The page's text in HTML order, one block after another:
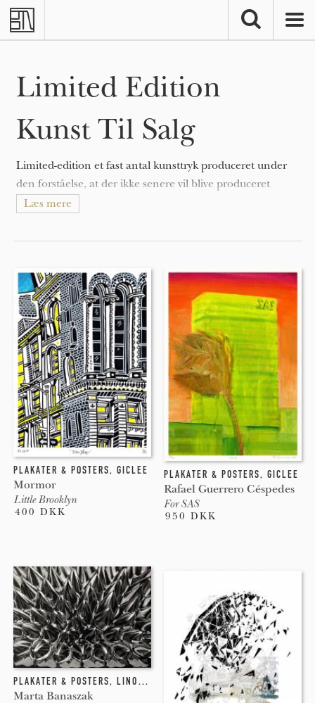
Skip to main content
Limited Edition
Kunst Til Salg
Limited-edition et fast antal kunsttryk produceret under
den forståelse, at der ikke senere vil blive produceret
yderligere kunsttryk (kopier). Limited-editions er normalt
f.eks 67/100 for at vise det unikke antal af oplaget og den
Læs mere
PLAKATER & POSTERS, GICLEE
Mormor
Little Brooklyn
400 DKK
PLAKATER & POSTERS, LINOLEUMSTRYK
Marta Banaszak
PLAKATER & POSTERS, GICLEE
Rafael Guerrero Céspedes
For SAS
950 DKK